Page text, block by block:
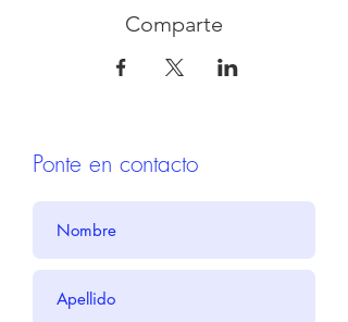
Comparte
Ponte en contacto